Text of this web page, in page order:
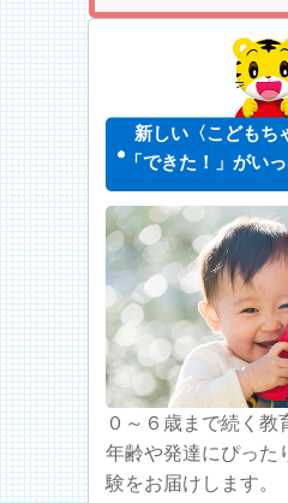
新しい〈こどもち
「できた！」がい
０～６歳まで続く教
年齢や発達にぴった
験をお届けします。